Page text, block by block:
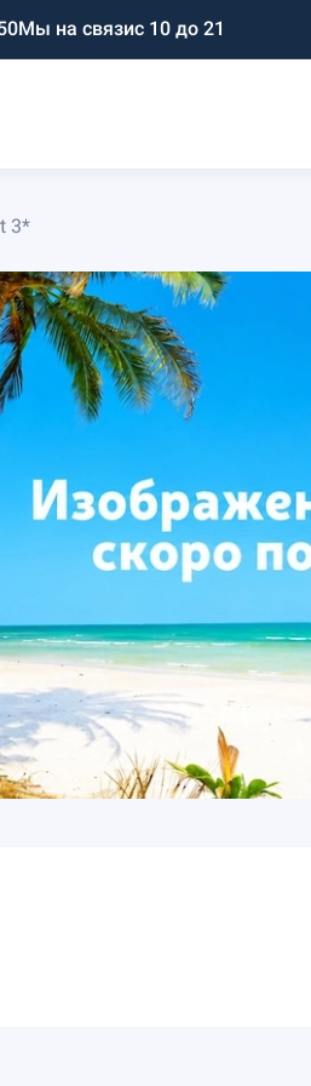
Мы на связис 10 до 21
3*